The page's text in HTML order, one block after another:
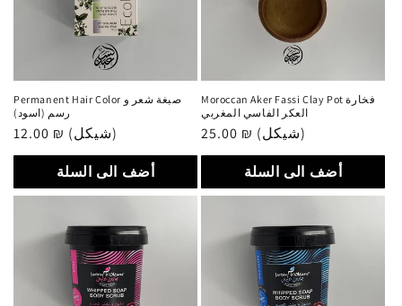
Permanent Hair Color صبغة شعر و
رسم (اسود)
Regular
price
12.00 ₪ (شيكل)
أضف الى السلة
Moroccan Aker Fassi Clay Pot فخارة
العكر الفاسي المغربي
Regular
price
25.00 ₪ (شيكل)
أضف الى السلة